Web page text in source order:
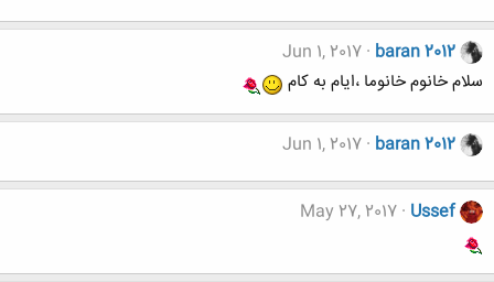
baran 2012
Jun 1, 2017
سلام خانوم خانوما ،ایام به کام
baran 2012
Jun 1, 2017
Ussef
May 27, 2017